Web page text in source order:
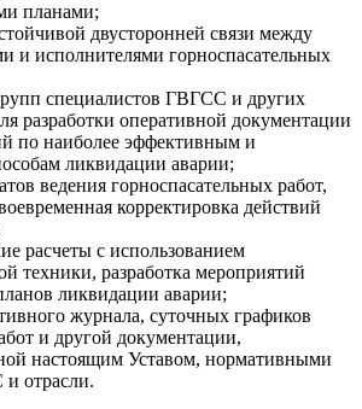
планами;
двусторонней связи между
и исполнителями горноспасательных
специалистов ГВГСС и других
разработки оперативной документации
по наиболее эффективным и
ликвидации аварии;
ведения горноспасательных работ,
корректировка действий
расчеты с использованием
техники, разработка мероприятий
ликвидации аварии;
журнала, суточных графиков
и другой документации,
настоящим Уставом, нормативными
отрасли.